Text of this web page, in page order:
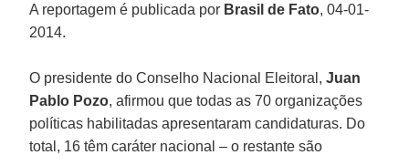
A reportagem é publicada por Brasil de Fato, 04-01-
2014.
O presidente do Conselho Nacional Eleitoral, Juan
Pablo Pozo, afirmou que todas as 70 organizações
políticas habilitadas apresentaram candidaturas. Do
total, 16 têm caráter nacional – o restante são